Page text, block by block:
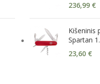
236,99 €
Kišeninis
Spartan
23,60 €